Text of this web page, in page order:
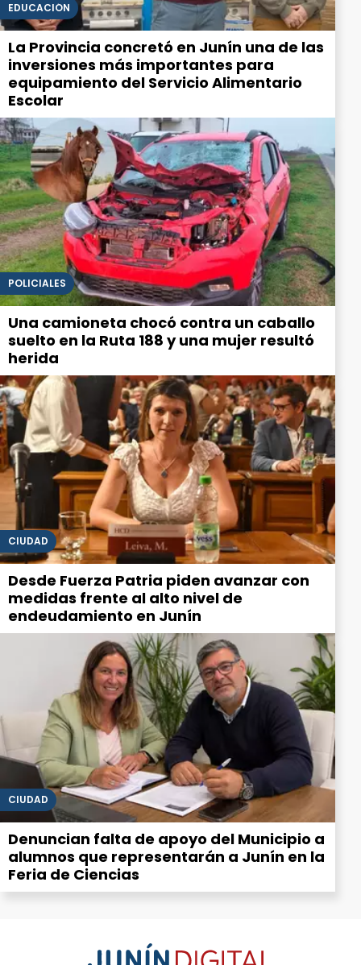
EDUCACIÓN
La Provincia concretó en Junín una de las
inversiones más importantes para
equipamiento del Servicio Alimentario
Escolar
POLICIALES
Una camioneta chocó contra un caballo
suelto en la Ruta 188 y una mujer resultó
herida
CIUDAD
Desde Fuerza Patria piden avanzar con
medidas frente al alto nivel de
endeudamiento en Junín
CIUDAD
Denuncian falta de apoyo del Municipio a
alumnos que representarán a Junín en la
Feria de Ciencias